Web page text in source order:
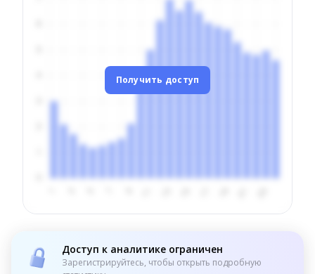
Получить доступ
Доступ к аналитике ограничен
Зарегистрируйтесь, чтобы открыть подробную